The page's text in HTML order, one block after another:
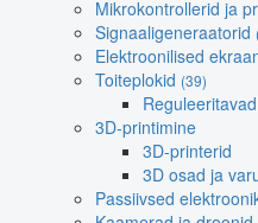
Mikrokontrollerid ja
Signaaligeneraatorid
Elektroonilised
Toiteplokid (39)
3D-printimine
3D-printerid
3D osad ja
Passiivsed